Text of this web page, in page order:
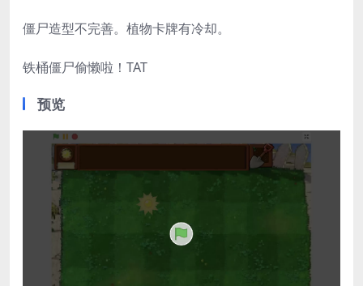
僵尸造型不完善。植物卡牌有冷却。
铁桶僵尸偷懒啦！TAT
预览